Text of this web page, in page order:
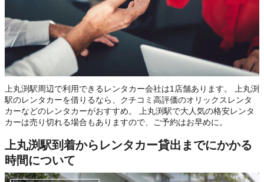
上丸渕駅周辺で利用できるレンタカー会社は1店舗あります。 上丸渕
駅のレンタカーを借りるなら、クチコミ高評価のオリックスレンタ
カーなどのレンタカーがおすすめ。 上丸渕駅で大人気の格安レンタ
カーは売り切れる場合もありますので、ご予約はお早めに。
上丸渕駅到着からレンタカー貸出までにかかる
時間について